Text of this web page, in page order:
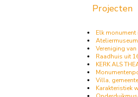
Projecten
Elk monument
Vereniging
Raadhuis uit
KERK ALS
Villa,
Karakteristiek